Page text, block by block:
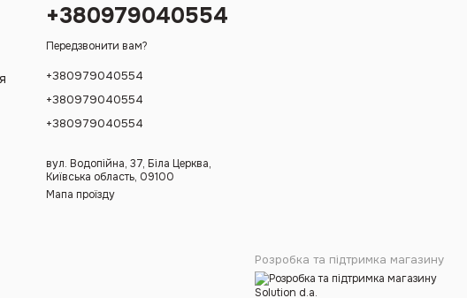
+380979040554
Передзвонити вам?
+380979040554
+380979040554
+380979040554
вул. Водопійна, 37, Біла Церква,
Київська область, 09100
Мапа проїзду
Розробка та підтримка магазину